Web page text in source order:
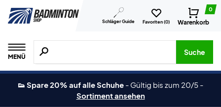
Schläger Guide Favoriten (0)
0
Warenkorb
MENÜ
Suche nach Produkten, Marken usw.
Suche
👟 Spare 20% auf alle Schuhe - Gültig bis zum 20/5 -
Sortiment ansehen